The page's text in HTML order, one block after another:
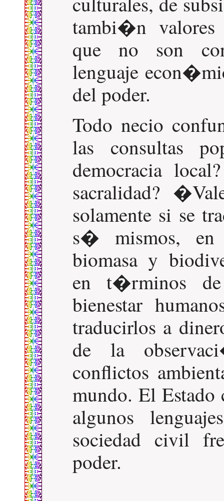
tambi�n valores
que no son
lenguaje
del poder.
Todo necio
las consultas
democracia
sacralidad?
solamente si se
s� mismos, en
biomasa y
en t�rminos
bienestar
traducirlos a
de la
conflictos
mundo. El Estado
algunos
sociedad civil
poder.